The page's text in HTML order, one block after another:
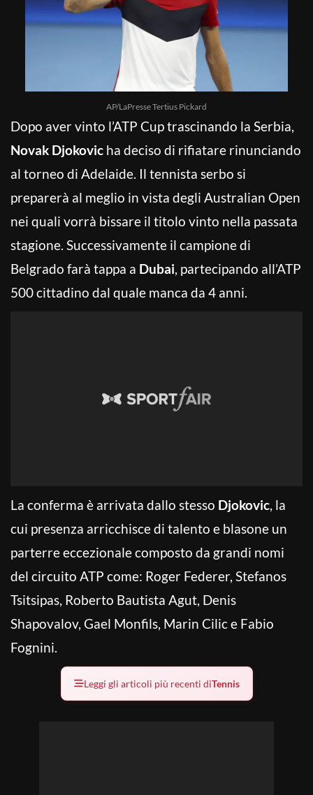
AP/LaPresse Tertius Pickard
Dopo aver vinto l’ATP Cup trascinando la Serbia,
Novak Djokovic ha deciso di rifiatare rinunciando
al torneo di Adelaide. Il tennista serbo si
preparerà al meglio in vista degli Australian Open
nei quali vorrà bissare il titolo vinto nella passata
stagione. Successivamente il campione di
Belgrado farà tappa a Dubai, partecipando all’ATP
500 cittadino dal quale manca da 4 anni.
La conferma è arrivata dallo stesso Djokovic, la
cui presenza arricchisce di talento e blasone un
parterre eccezionale composto da grandi nomi
del circuito ATP come: Roger Federer, Stefanos
Tsitsipas, Roberto Bautista Agut, Denis
Shapovalov, Gael Monfils, Marin Cilic e Fabio
Fognini.
Leggi gli articoli più recenti diTennis